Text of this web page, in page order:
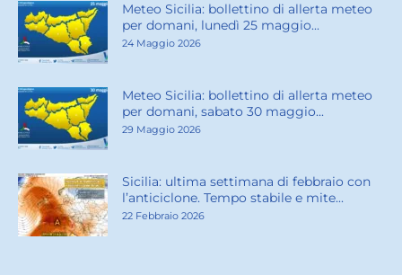
Meteo Sicilia: bollettino di allerta meteo
per domani, lunedì 25 maggio...
24 Maggio 2026
Meteo Sicilia: bollettino di allerta meteo
per domani, sabato 30 maggio...
29 Maggio 2026
Sicilia: ultima settimana di febbraio con
l’anticiclone. Tempo stabile e mite...
22 Febbraio 2026